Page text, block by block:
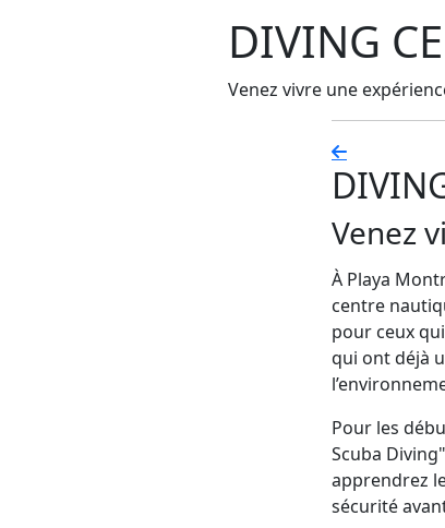
DIVING
Venez vivre une
Venez
À Playa
centre
pour ceux
qui ont déjà
Pour les
Scuba
apprendrez
sécurité